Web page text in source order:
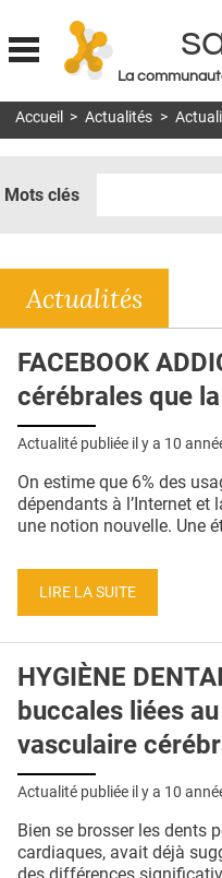
Jump
La
MON COMPTE
DOSSIERS
RÉSEAUX
E-REVUE SAD
QUI SOMMES-NOUS ?
CONDITIONS GÉNÉRALES
CRÉDITS
Accueil > Actualités >
Mots clés
Actualités
FACEBOOK
cérébrales que
Actualité publiée il y a 10
On estime que 6% des
dépendants à l’Internet et
une notion nouvelle. Une
LIRE LA SUITE
HYGIÈNE
buccales liées
vasculaire
Actualité publiée il y a 10
Bien se brosser les dents
cardiaques, avait déjà